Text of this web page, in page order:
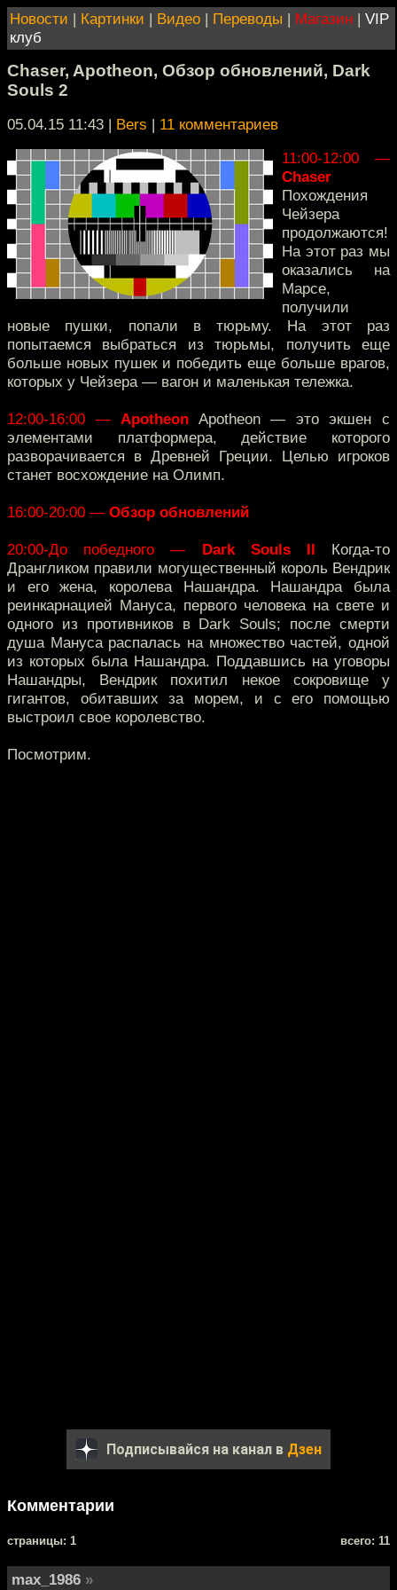
Новости | Картинки | Видео | Переводы | Магазин | VIP
клуб
Chaser, Apotheon, Обзор обновлений, Dark
Souls 2
05.04.15 11:43 | Bers | 11 комментариев
11:00-12:00 —
Chaser
Похождения
Чейзера
продолжаются!
На этот раз мы
оказались на
Марсе,
получили
новые пушки, попали в тюрьму. На этот раз
попытаемся выбраться из тюрьмы, получить еще
больше новых пушек и победить еще больше врагов,
которых у Чейзера — вагон и маленькая тележка.
12:00-16:00 —Apotheon Apotheon — это экшен с
элементами платформера, действие которого
разворачивается в Древней Греции. Целью игроков
станет восхождение на Олимп.
16:00-20:00 — Обзор обновлений
20:00-До победного — Dark Souls II Когда-то
Дрангликом правили могущественный король Вендрик
и его жена, королева Нашандра. Нашандра была
реинкарнацией Мануса, первого человека на свете и
одного из противников в Dark Souls; после смерти
душа Мануса распалась на множество частей, одной
из которых была Нашандра. Поддавшись на уговоры
Нашандры, Вендрик похитил некое сокровище у
гигантов, обитавших за морем, и с его помощью
выстроил свое королевство.
Посмотрим.
Подписывайся на канал в Дзен
Комментарии
cтраницы: 1 всего: 11
max_1986 »